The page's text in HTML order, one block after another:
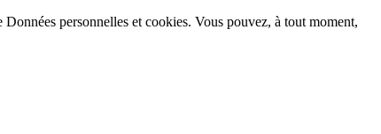
personnelles et cookies. Vous pouvez, à tout moment,